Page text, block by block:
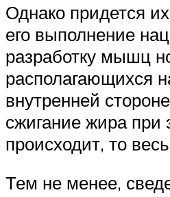
Однако придется
его выполнение
разработку мышц
располагающихся
внутренней
сжигание жира при
происходит, то
Тем не менее,